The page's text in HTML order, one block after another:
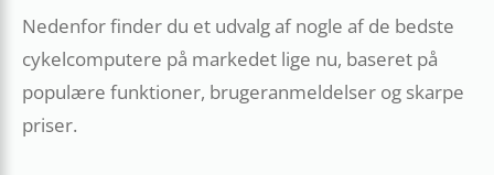
Nedenfor finder du et udvalg af nogle af de bedste
cykelcomputere på markedet lige nu, baseret på
populære funktioner, brugeranmeldelser og skarpe
priser.